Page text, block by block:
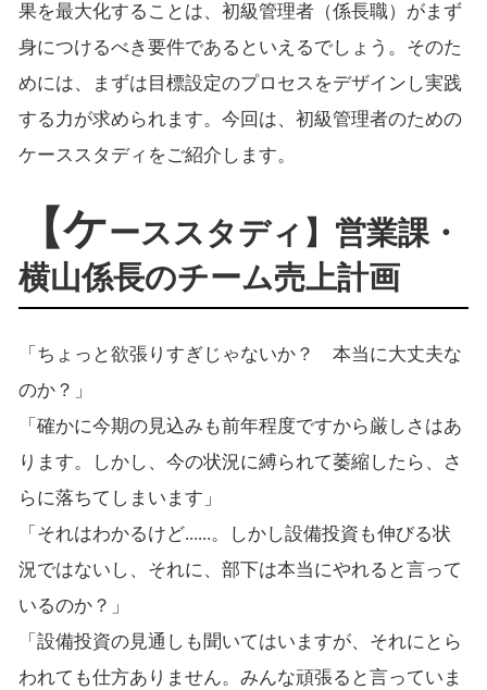
果を最大化することは、初級管理者（係長職）がまず
身につけるべき要件であるといえるでしょう。そのた
めには、まずは目標設定のプロセスをデザインし実践
する力が求められます。今回は、初級管理者のための
ケーススタディをご紹介します。
【ケーススタディ】営業課・
横山係長のチーム売上計画
「ちょっと欲張りすぎじゃないか？ 本当に大丈夫な
のか？」
「確かに今期の見込みも前年程度ですから厳しさはあ
ります。しかし、今の状況に縛られて萎縮したら、さ
らに落ちてしまいます」
「それはわかるけど......。しかし設備投資も伸びる状
況ではないし、それに、部下は本当にやれると言って
いるのか？」
「設備投資の見通しも聞いてはいますが、それにとら
われても仕方ありません。みんな頑張ると言っていま